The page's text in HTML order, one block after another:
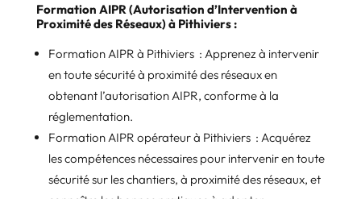
Formation AIPR (Autorisation d’Intervention à
Proximité des Réseaux) à Pithiviers :
Formation AIPR à Pithiviers : Apprenez à intervenir
en toute sécurité à proximité des réseaux en
obtenant l’autorisation AIPR, conforme à la
réglementation.
Formation AIPR opérateur à Pithiviers : Acquérez
les compétences nécessaires pour intervenir en toute
sécurité sur les chantiers, à proximité des réseaux, et